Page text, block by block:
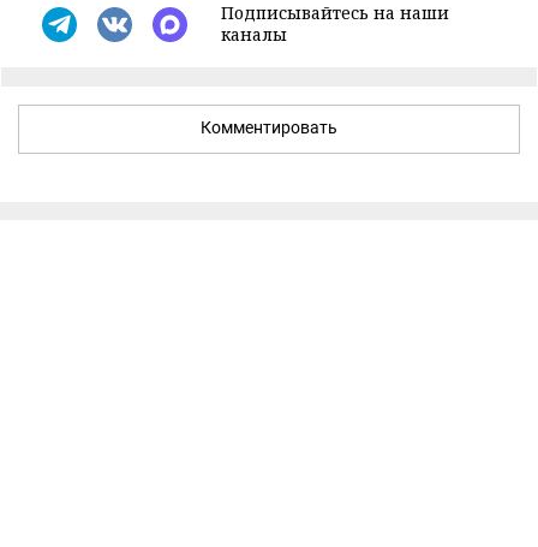
Подписывайтесь на наши
каналы
Комментировать